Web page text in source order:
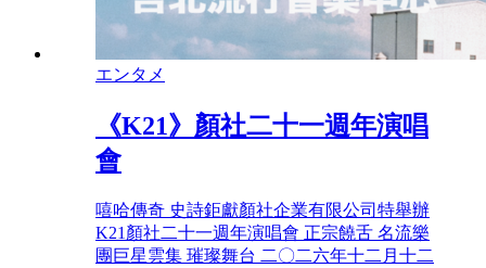
エンタメ
《K21》顏社二十一週年演唱
會
嘻哈傳奇 史詩鉅獻顏社企業有限公司特舉辦
K21顏社二十一週年演唱會 正宗饒舌 名流樂
團巨星雲集 璀璨舞台 二〇二六年十二月十二